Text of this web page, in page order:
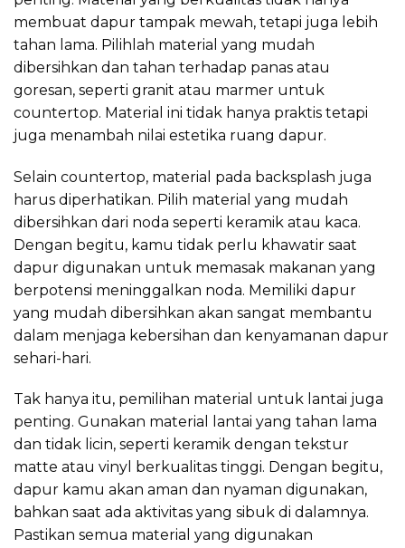
membuat dapur tampak mewah, tetapi juga lebih
tahan lama. Pilihlah material yang mudah
dibersihkan dan tahan terhadap panas atau
goresan, seperti granit atau marmer untuk
countertop. Material ini tidak hanya praktis tetapi
juga menambah nilai estetika ruang dapur.
Selain countertop, material pada backsplash juga
harus diperhatikan. Pilih material yang mudah
dibersihkan dari noda seperti keramik atau kaca.
Dengan begitu, kamu tidak perlu khawatir saat
dapur digunakan untuk memasak makanan yang
berpotensi meninggalkan noda. Memiliki dapur
yang mudah dibersihkan akan sangat membantu
dalam menjaga kebersihan dan kenyamanan dapur
sehari-hari.
Tak hanya itu, pemilihan material untuk lantai juga
penting. Gunakan material lantai yang tahan lama
dan tidak licin, seperti keramik dengan tekstur
matte atau vinyl berkualitas tinggi. Dengan begitu,
dapur kamu akan aman dan nyaman digunakan,
bahkan saat ada aktivitas yang sibuk di dalamnya.
Pastikan semua material yang digunakan